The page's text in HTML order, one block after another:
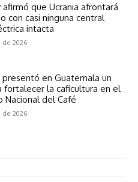
afirmó que Ucrania afrontará
con casi ninguna central
intacta
de 2026
presentó en Guatemala un
fortalecer la caficultura en el
Nacional del Café
de 2026